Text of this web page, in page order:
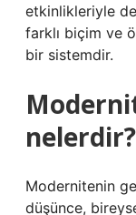
etkinlikleriyle
farklı biçim ve
bir sistemdir.
nelerdir?
Modernitenin
düşünce,